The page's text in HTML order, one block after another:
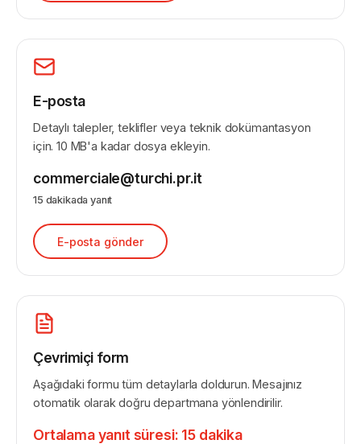
E-posta
Detaylı talepler, teklifler veya teknik dokümantasyon
için. 10 MB'a kadar dosya ekleyin.
commerciale@turchi.pr.it
15 dakikada yanıt
E-posta gönder
Çevrimiçi form
Aşağıdaki formu tüm detaylarla doldurun. Mesajınız
otomatik olarak doğru departmana yönlendirilir.
Ortalama yanıt süresi: 15 dakika